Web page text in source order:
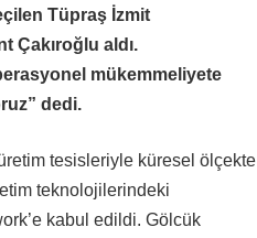
Tüpraş İzmit
Çakıroğlu aldı.
mükemmeliyete
dedi.
tesisleriyle küresel ölçekte
teknolojilerindeki
kabul edildi. Gölcük